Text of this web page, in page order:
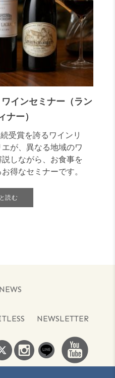
インセミナー（ラン
ナー）
受賞を誇るワインリ
が、異なる地域のワ
しながら、お食事を
得なセミナーです。
読む
NEWS
NEWSLETTER